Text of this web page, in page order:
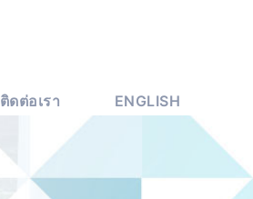
ติดต่อเรา ENGLISH